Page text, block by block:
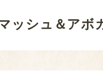
ッシュ＆アボ